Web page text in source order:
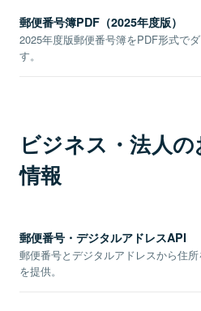
郵便番号簿PDF（2025年度版）
2025年度版郵便番号簿をPDF形式で
す。
ビジネス・法人
情報
郵便番号・デジタルアドレスAPI
郵便番号とデジタルアドレスから住
を提供。